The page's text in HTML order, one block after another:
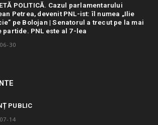
POLITICĂ. Cazul parlamentarului
Petrea, devenit PNL-ist: îl numea „Ilie
pe Bolojan | Senatorul a trecut pe la mai
partide. PNL este al 7-lea
30
PUBLIC
14